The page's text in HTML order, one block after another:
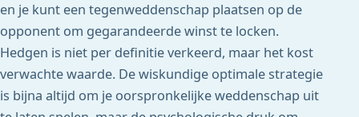
en je kunt een tegenweddenschap plaatsen op de
opponent om gegarandeerde winst te locken.
Hedgen is niet per definitie verkeerd, maar het kost
verwachte waarde. De wiskundige optimale strategie
is bijna altijd om je oorspronkelijke weddenschap uit